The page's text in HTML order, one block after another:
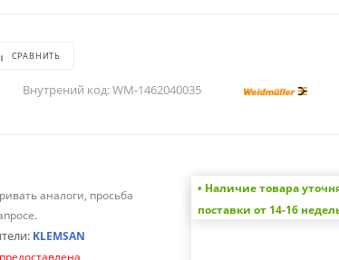
СРАВНИТЬ
Внутрений код:WM-1462040035
аналоги, просьба
KLEMSAN
• Наличие товара
поставки от 14-16